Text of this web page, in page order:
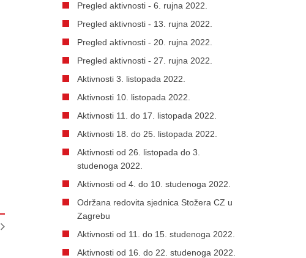
Pregled aktivnosti - 6. rujna 2022.
Pregled aktivnosti - 13. rujna 2022.
Pregled aktivnosti - 20. rujna 2022.
Pregled aktivnosti - 27. rujna 2022.
Aktivnosti 3. listopada 2022.
Aktivnosti 10. listopada 2022.
Aktivnosti 11. do 17. listopada 2022.
Aktivnosti 18. do 25. listopada 2022.
Aktivnosti od 26. listopada do 3.
studenoga 2022.
Aktivnosti od 4. do 10. studenoga 2022.
Održana redovita sjednica Stožera CZ u
Zagrebu
Aktivnosti od 11. do 15. studenoga 2022.
Aktivnosti od 16. do 22. studenoga 2022.